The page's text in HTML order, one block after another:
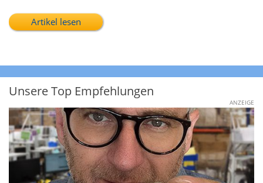
Artikel lesen
Unsere Top Empfehlungen
ANZEIGE